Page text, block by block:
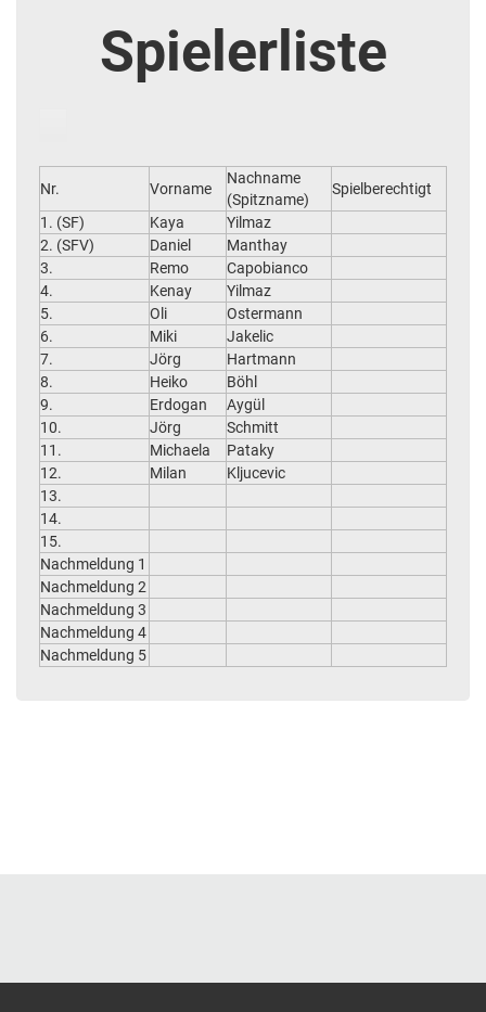
Spielerliste
Nr. Vorname
Nachname
(Spitzname)
Spielberechtigt
1. (SF)
Kaya
Yilmaz
2. (SFV)
Daniel
Manthay
3.
Remo
Capobianco
4.
Kenay
Yilmaz
5.
Oli
Ostermann
6.
Miki
Jakelic
7.
Jörg
Hartmann
8.
Heiko
Böhl
9.
Erdogan
Aygül
10.
Jörg
Schmitt
11.
Michaela
Pataky
12.
Milan
Kljucevic
13.
14.
15.
Nachmeldung 1
Nachmeldung 2
Nachmeldung 3
Nachmeldung 4
Nachmeldung 5